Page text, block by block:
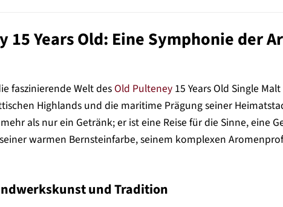
15 Years Old: Eine Symphonie der
faszinierende Welt des Old Pulteney 15 Years Old Single
Highlands und die maritime Prägung seiner
als nur ein Getränk; er ist eine Reise für die Sinne, eine
warmen Bernsteinfarbe, seinem komplexen
und Tradition